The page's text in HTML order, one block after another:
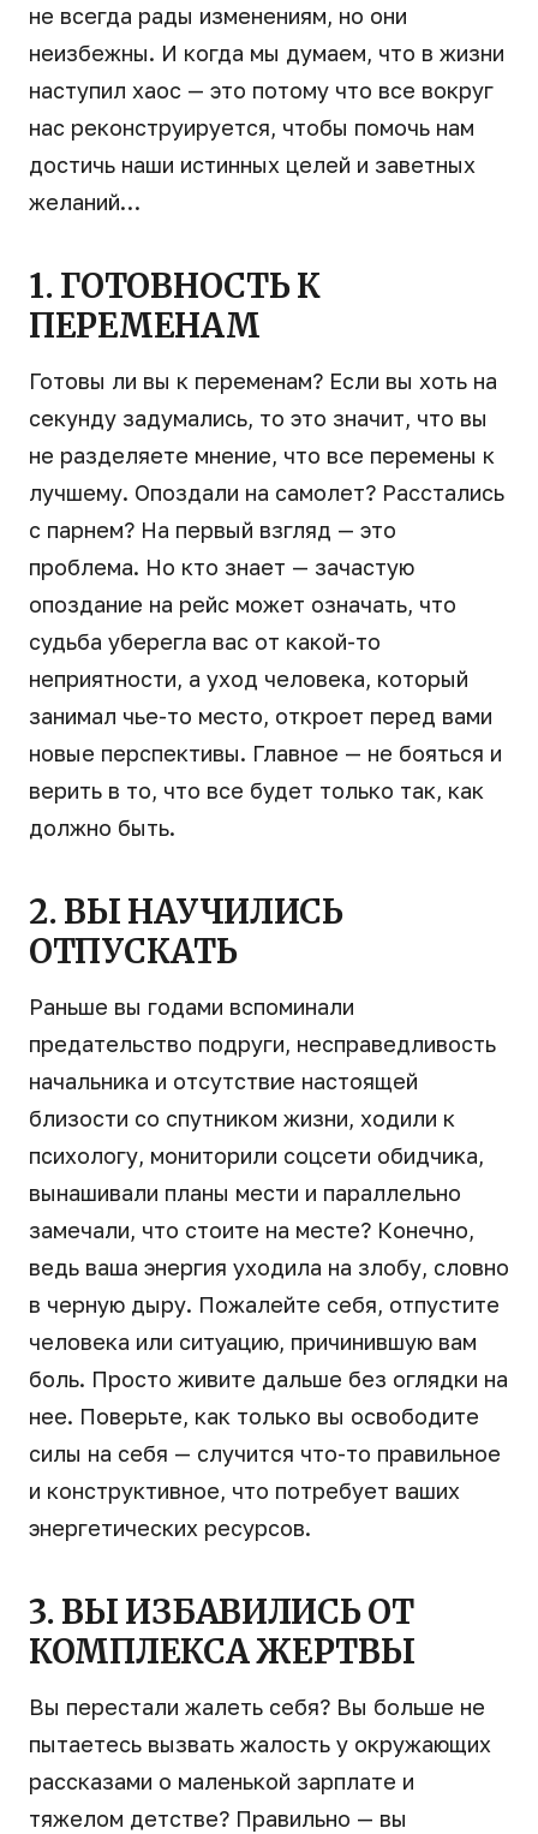
не всегда рады изменениям, но они
неизбежны. И когда мы думаем, что в жизни
наступил хаос — это потому что все вокруг
нас реконструируется, чтобы помочь нам
достичь наши истинных целей и заветных
желаний…
1. ГОТОВНОСТЬ К
ПЕРЕМЕНАМ
Готовы ли вы к переменам? Если вы хоть на
секунду задумались, то это значит, что вы
не разделяете мнение, что все перемены к
лучшему. Опоздали на самолет? Расстались
с парнем? На первый взгляд — это
проблема. Но кто знает — зачастую
опоздание на рейс может означать, что
судьба уберегла вас от какой-то
неприятности, а уход человека, который
занимал чье-то место, откроет перед вами
новые перспективы. Главное — не бояться и
верить в то, что все будет только так, как
должно быть.
2. ВЫ НАУЧИЛИСЬ
ОТПУСКАТЬ
Раньше вы годами вспоминали
предательство подруги, несправедливость
начальника и отсутствие настоящей
близости со спутником жизни, ходили к
психологу, мониторили соцсети обидчика,
вынашивали планы мести и параллельно
замечали, что стоите на месте? Конечно,
ведь ваша энергия уходила на злобу, словно
в черную дыру. Пожалейте себя, отпустите
человека или ситуацию, причинившую вам
боль. Просто живите дальше без оглядки на
нее. Поверьте, как только вы освободите
силы на себя — случится что-то правильное
и конструктивное, что потребует ваших
энергетических ресурсов.
3. ВЫ ИЗБАВИЛИСЬ ОТ
КОМПЛЕКСА ЖЕРТВЫ
Вы перестали жалеть себя? Вы больше не
пытаетесь вызвать жалость у окружающих
рассказами о маленькой зарплате и
тяжелом детстве? Правильно — вы